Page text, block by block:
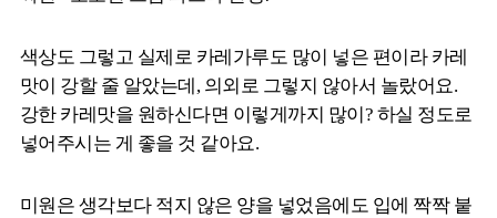
색상도 그렇고 실제로 카레가루도 많이 넣은 편이라 카레
맛이 강할 줄 알았는데, 의외로 그렇지 않아서 놀랐어요.
강한 카레맛을 원하신다면 이렇게까지 많이? 하실 정도로
넣어주시는 게 좋을 것 같아요.
미원은 생각보다 적지 않은 양을 넣었음에도 입에 짝짝 붙